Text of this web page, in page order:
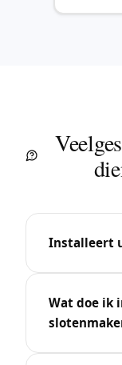
Installeert
Wat doe ik